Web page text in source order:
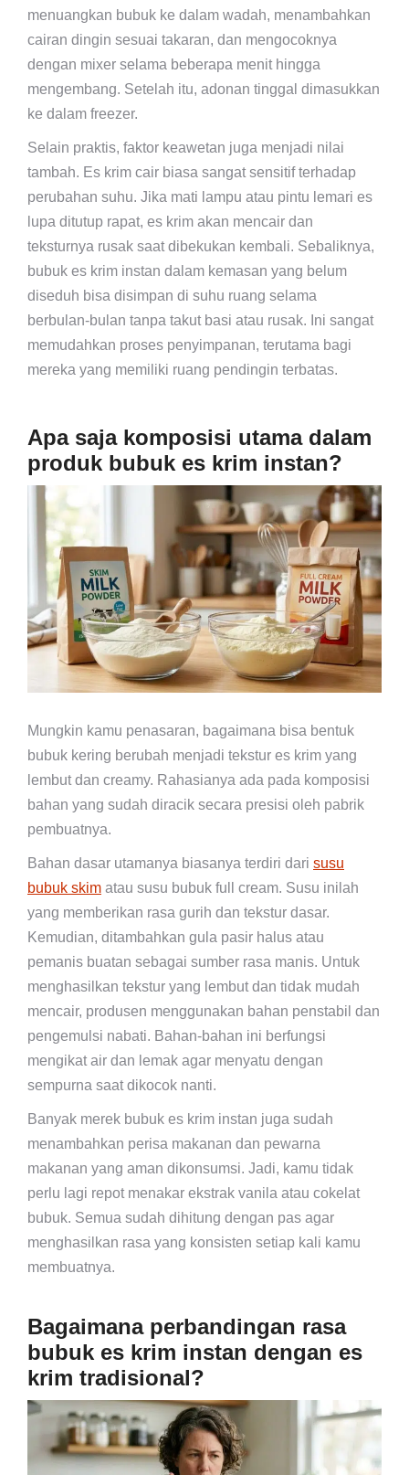
menuangkan bubuk ke dalam wadah, menambahkan
cairan dingin sesuai takaran, dan mengocoknya
dengan mixer selama beberapa menit hingga
mengembang. Setelah itu, adonan tinggal dimasukkan
ke dalam freezer.
Selain praktis, faktor keawetan juga menjadi nilai
tambah. Es krim cair biasa sangat sensitif terhadap
perubahan suhu. Jika mati lampu atau pintu lemari es
lupa ditutup rapat, es krim akan mencair dan
teksturnya rusak saat dibekukan kembali. Sebaliknya,
bubuk es krim instan dalam kemasan yang belum
diseduh bisa disimpan di suhu ruang selama
berbulan-bulan tanpa takut basi atau rusak. Ini sangat
memudahkan proses penyimpanan, terutama bagi
mereka yang memiliki ruang pendingin terbatas.
Apa saja komposisi utama dalam
produk bubuk es krim instan?
Mungkin kamu penasaran, bagaimana bisa bentuk
bubuk kering berubah menjadi tekstur es krim yang
lembut dan creamy. Rahasianya ada pada komposisi
bahan yang sudah diracik secara presisi oleh pabrik
pembuatnya.
Bahan dasar utamanya biasanya terdiri dari susu
bubuk skim atau susu bubuk full cream. Susu inilah
yang memberikan rasa gurih dan tekstur dasar.
Kemudian, ditambahkan gula pasir halus atau
pemanis buatan sebagai sumber rasa manis. Untuk
menghasilkan tekstur yang lembut dan tidak mudah
mencair, produsen menggunakan bahan penstabil dan
pengemulsi nabati. Bahan-bahan ini berfungsi
mengikat air dan lemak agar menyatu dengan
sempurna saat dikocok nanti.
Banyak merek bubuk es krim instan juga sudah
menambahkan perisa makanan dan pewarna
makanan yang aman dikonsumsi. Jadi, kamu tidak
perlu lagi repot menakar ekstrak vanila atau cokelat
bubuk. Semua sudah dihitung dengan pas agar
menghasilkan rasa yang konsisten setiap kali kamu
membuatnya.
Bagaimana perbandingan rasa
bubuk es krim instan dengan es
krim tradisional?